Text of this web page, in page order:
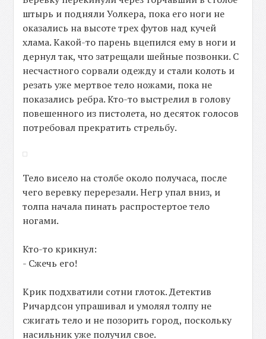
штырь и подняли Уолкера, пока его ноги не
оказались на высоте трех футов над кучей
хлама. Какой-то парень вцепился ему в ноги и
дернул так, что затрещали шейные позвонки. С
несчастного сорвали одежду и стали колоть и
резать уже мертвое тело ножами, пока не
показались ребра. Кто-то выстрелил в голову
повешенного из пистолета, но десяток голосов
потребовал прекратить стрельбу.
Тело висело на столбе около получаса, после
чего веревку перерезали. Негр упал вниз, и
толпа начала пинать распростертое тело
ногами.
Кто-то крикнул:
- Сжечь его!
Крик подхватили сотни глоток. Детектив
Ричардсон упрашивал и умолял толпу не
сжигать тело и не позорить город, поскольку
насильник уже получил свое.